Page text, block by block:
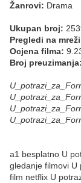
Žanrovi: Drama
Ukupan broj:
Pregledi na
Ocjena filma:
Broj preuzimanja:
a1 besplatno U
gledanje filmovi U
film netflix U